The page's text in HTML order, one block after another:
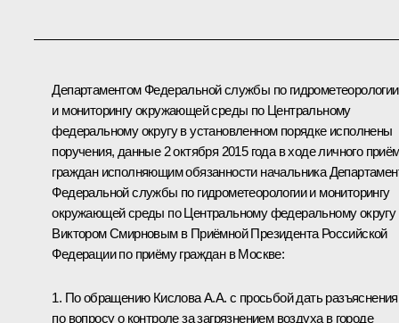
Департаментом Федеральной службы по гидрометеорологии
и мониторингу окружающей среды по Центральному
федеральному округу в установленном порядке исполнены
поручения, данные 2 октября 2015 года в ходе личного
граждан исполняющим обязанности начальника
Федеральной службы по гидрометеорологии и мониторингу
окружающей среды по Центральному федеральному округу
Виктором Смирновым в Приёмной Президента Российской
Федерации по приёму граждан в Москве:
1. По обращению Кислова А.А. с просьбой дать разъяснения
по вопросу о контроле за загрязнением воздуха в городе